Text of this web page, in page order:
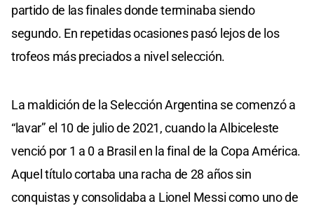
partido de las finales donde terminaba siendo
segundo. En repetidas ocasiones pasó lejos de los
trofeos más preciados a nivel selección.
La maldición de la Selección Argentina se comenzó a
“lavar” el 10 de julio de 2021, cuando la Albiceleste
venció por 1 a 0 a Brasil en la final de la Copa América.
Aquel título cortaba una racha de 28 años sin
conquistas y consolidaba a Lionel Messi como uno de